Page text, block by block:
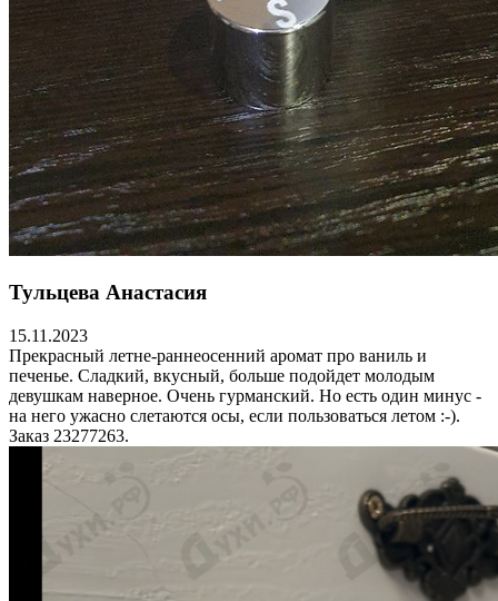
Тульцева Анастасия
15.11.2023
Прекрасный летне-раннеосенний аромат про ваниль и
печенье. Сладкий, вкусный, больше подойдет молодым
девушкам наверное. Очень гурманский. Но есть один минус -
на него ужасно слетаются осы, если пользоваться летом :-).
Заказ 23277263.